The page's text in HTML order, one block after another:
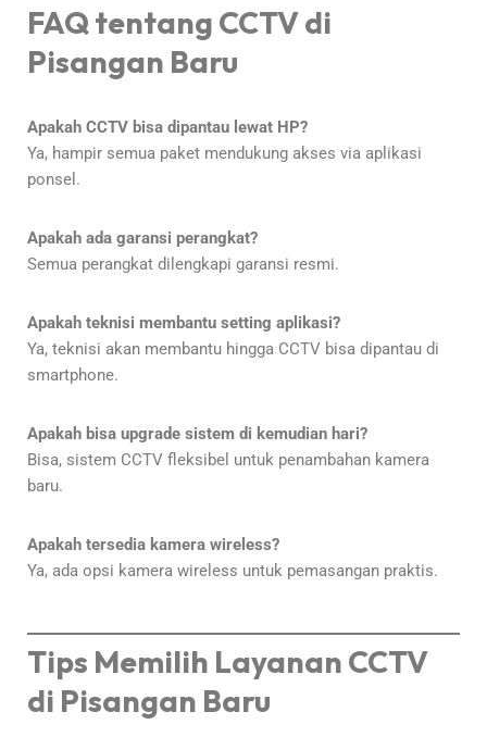
FAQ tentang CCTV di
Pisangan Baru
Apakah CCTV bisa dipantau lewat HP?
Ya, hampir semua paket mendukung akses via aplikasi
ponsel.
Apakah ada garansi perangkat?
Semua perangkat dilengkapi garansi resmi.
Apakah teknisi membantu setting aplikasi?
Ya, teknisi akan membantu hingga CCTV bisa dipantau di
smartphone.
Apakah bisa upgrade sistem di kemudian hari?
Bisa, sistem CCTV fleksibel untuk penambahan kamera
baru.
Apakah tersedia kamera wireless?
Ya, ada opsi kamera wireless untuk pemasangan praktis.
Tips Memilih Layanan CCTV
di Pisangan Baru